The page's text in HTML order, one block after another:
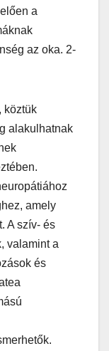
a
az oka. 2-
köztük
alakulhatnak
amely
A szív- és
valamint a
és